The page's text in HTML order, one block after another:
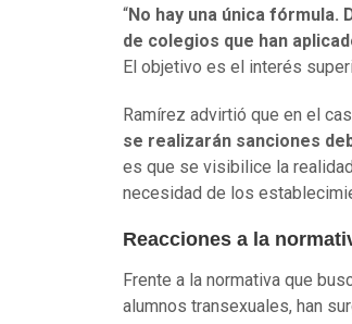
“No hay una única
de colegios que han
El objetivo es el interés
Ramírez advirtió que en el
se realizarán sanciones
es que se visibilice la
necesidad de los
Reacciones a la
Frente a la normativa que
alumnos transexuales, han